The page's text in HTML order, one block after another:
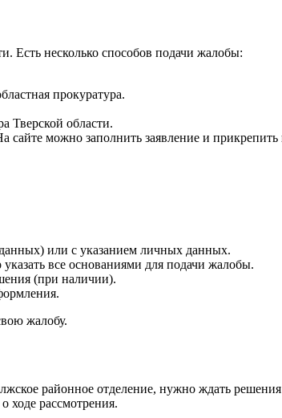
Есть несколько способов подачи жалобы:
прокуратура.
Тверской области.
сайте можно заполнить заявление и
или с указанием личных данных.
все основаниями для подачи жалобы.
(при наличии).
жалобу.
районное отделение, нужно ждать
ходе рассмотрения.